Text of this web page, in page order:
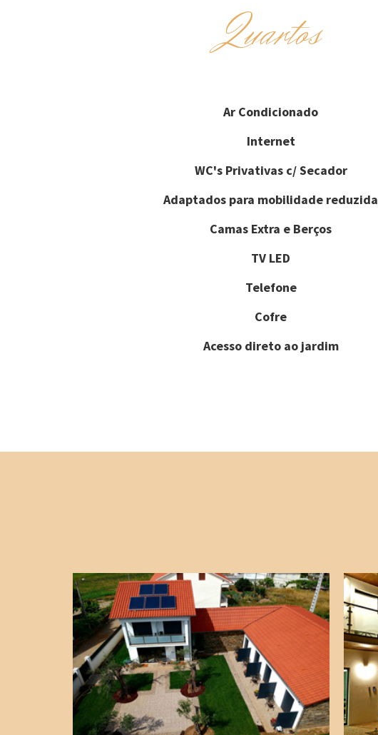
Quartos
Ar Condicionado
Internet
WC's Privativas c/ Secador
Adaptados para mobilidade reduzida
Camas Extra e Berços
TV LED
Telefone
Cofre
Acesso direto ao jardim